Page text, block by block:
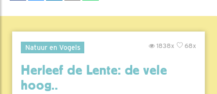
Natuur en Vogels 68x
1838x
Herleef de Lente: de vele
hoog..